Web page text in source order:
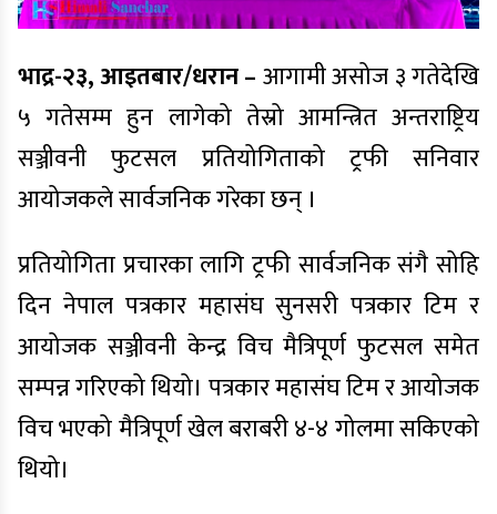
भाद्र-२३, आइतबार/धरान –आगामी असोज ३ गतेदेखि
५ गतेसम्म हुन लागेको तेस्रो आमन्त्रित अन्तराष्ट्रिय
सञ्जीवनी फुटसल प्रतियोगिताको ट्रफी सनिवार
आयोजकले सार्वजनिक गरेका छन् ।
प्रतियोगिता प्रचारका लागि ट्रफी सार्वजनिक संगै सोहि
दिन नेपाल पत्रकार महासंघ सुनसरी पत्रकार टिम र
आयोजक सञ्जीवनी केन्द्र विच मैत्रिपूर्ण फुटसल समेत
सम्पन्न गरिएको थियो। पत्रकार महासंघ टिम र आयोजक
विच भएको मैत्रिपूर्ण खेल बराबरी ४-४ गोलमा सकिएको
थियो।